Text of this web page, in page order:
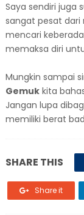
Saya sendiri juga
sangat pesat dari
mencari
memaksa diri
Mungkin sampai
Gemukkita
Jangan lupa
memiliki berat
SHARE THIS
Share it